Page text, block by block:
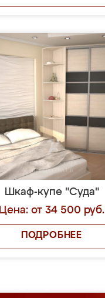
Шкаф-купе "Суда"
Цена: от 34 500 руб.
ПОДРОБНЕЕ